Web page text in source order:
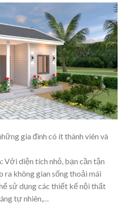
gia đình có ít thành viên và
Với diện tích nhỏ, bạn cần tận
ra không gian sống thoải mái
sử dụng các thiết kế nội thất
tự nhiên,…